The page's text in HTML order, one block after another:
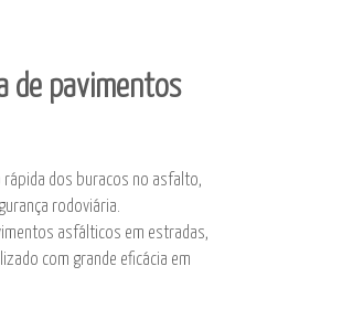
de pavimentos
rápida dos buracos no asfalto,
rodoviária.
asfálticos em estradas,
com grande eficácia em